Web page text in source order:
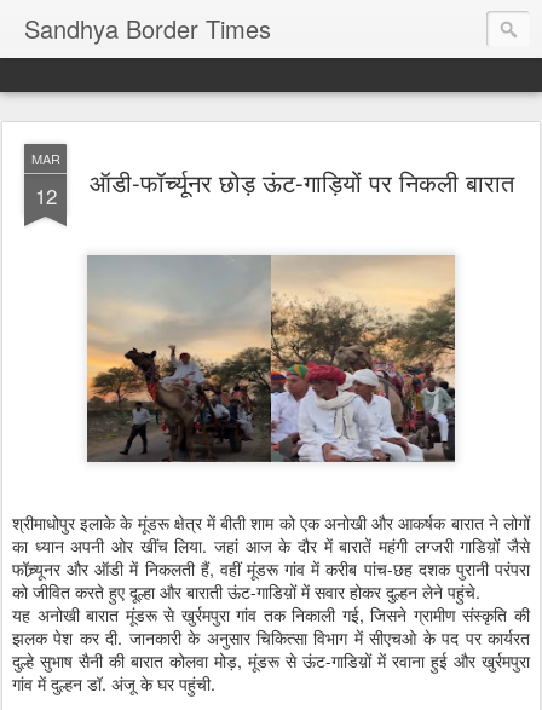
Sandhya Border Times
MAR
12 ऑडी-फॉर्च्यूनर छोड़ ऊंट-गाड़ियों पर निकली बारात
श्रीमाधोपुर इलाके के मूंडरू क्षेत्र में बीती शाम को एक अनोखी और आकर्षक बारात ने लोगों
का ध्यान अपनी ओर खींच लिया. जहां आज के दौर में बारातें महंगी लग्जरी गाडिय़ों जैसे
फॉच्र्यूनर और ऑडी में निकलती हैं, वहीं मूंडरू गांव में करीब पांच-छह दशक पुरानी परंपरा
को जीवित करते हुए दूल्हा और बाराती ऊंट-गाडिय़ों में सवार होकर दुल्हन लेने पहुंचे.
यह अनोखी बारात मूंडरू से खुर्रमपुरा गांव तक निकाली गई, जिसने ग्रामीण संस्कृति की
झलक पेश कर दी. जानकारी के अनुसार चिकित्सा विभाग में सीएचओ के पद पर कार्यरत
दुल्हे सुभाष सैनी की बारात कोलवा मोड़, मूंडरू से ऊंट-गाडिय़ों में रवाना हुई और खुर्रमपुरा
गांव में दुल्हन डॉ. अंजू के घर पहुंची.